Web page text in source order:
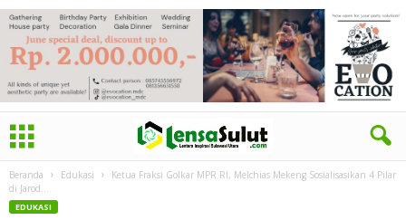
Beranda Edukasi
Ketua Fraksi Golkar MPR RI, Melchias Mekeng Sosialisasikan 4 Pilar
di Jarod...
EDUKASI